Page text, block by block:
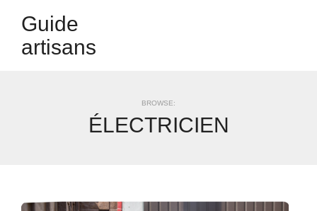
Guide
artisans
BROWSE:
ÉLECTRICIEN